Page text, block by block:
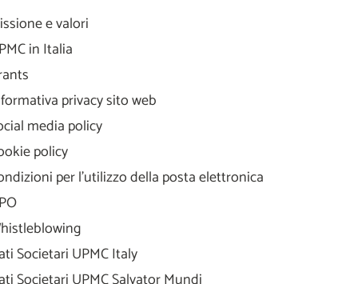
e valori
in Italia
privacy sito web
media policy
policy
per l'utilizzo della posta elettronica
Societari UPMC Italy